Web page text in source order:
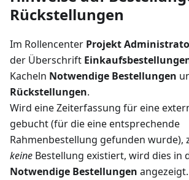
Rückstellungen
Im Rollencenter Projekt
der Überschrift
Kacheln Notwendige Bestellungen
Rückstellungen.
Wird eine Zeiterfassung für eine
gebucht (für die eine entsprechende
Rahmenbestellung gefunden wurde),
keine Bestellung existiert, wird dies in
Notwendige Bestellungen